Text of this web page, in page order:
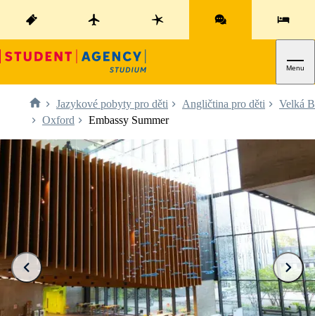
Menu
Jazykové pobyty pro děti Angličtina pro děti
Velká
Oxford
Embassy Summer